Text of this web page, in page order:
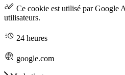
Ce cookie est utilisé par Google
utilisateurs.
24 heures
google.com